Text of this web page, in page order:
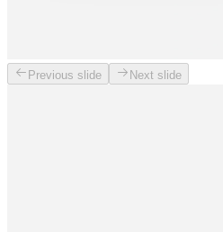
Previous slide Next slide